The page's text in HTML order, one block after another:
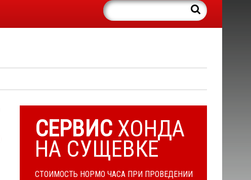
СЕРВИС ХОНДА
НА СУЩЕВКЕ
СТОИМОСТЬ НОРМО ЧАСА ПРИ ПРОВЕДЕНИИ